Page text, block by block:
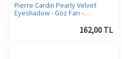
Pierre Cardin Pearly Velvet
Eyeshadow - Göz Farı -
162,00 TL